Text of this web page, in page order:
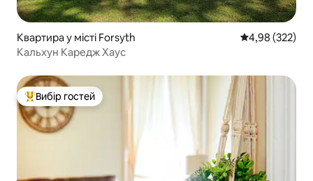
Квартира у місті Forsyth Середня
4,98 (322)
Кальхун Каредж Хаус
Топ вибір гостей
Вибір гостей